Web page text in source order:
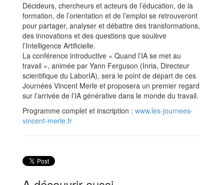
Décideurs, chercheurs et acteurs de l’éducation, de la
formation, de l’orientation et de l’emploi se retrouveront
pour partager, analyser et débattre des transformations,
des innovations et des questions que soulève
l’Intelligence Artificielle.
La conférence introductive « Quand l’IA se met au
travail », animée par Yann Ferguson (Inria, Directeur
scientifique du LaborIA), sera le point de départ de ces
Journées Vincent Merle et proposera un premier regard
sur l’arrivée de l’IA générative dans le monde du travail.
Programme complet et inscription : www.les-journees-
vincent-merle.fr